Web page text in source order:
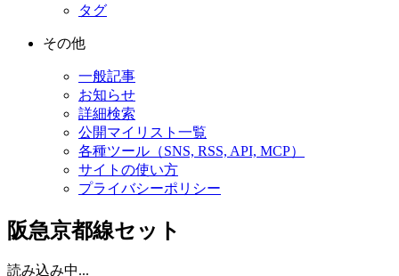
タグ
その他
一般記事
お知らせ
詳細検索
公開マイリスト一覧
各種ツール（SNS, RSS, API, MCP）
サイトの使い方
プライバシーポリシー
阪急京都線セット
読み込み中...